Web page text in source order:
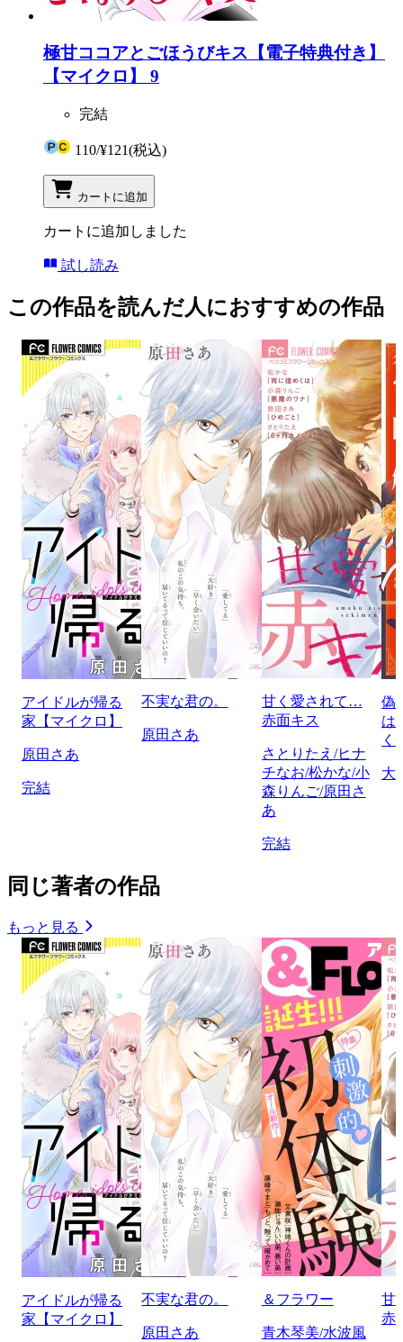
極甘ココアとごほうびキス【電子特典付き】
【マイクロ】 9
完結
110/¥121(税込)
カートに追加
カートに追加しました
試し読み
この作品を読んだ人におすすめの作品
アイドルが帰る
家【マイクロ】
原田さあ
完結
不実な君の。
原田さあ
甘く愛されて…
赤面キス
さとりたえ/ヒナ
チなお/松かな/小
森りんご/原田さ
あ
完結
偽
は
く
大
同じ著者の作品
もっと見る
アイドルが帰る
家【マイクロ】
不実な君の。
原田さあ
＆フラワー
青木琴美/水波風
甘
赤